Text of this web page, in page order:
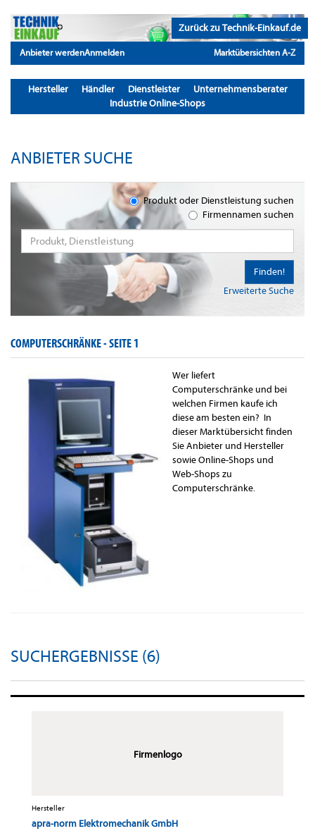
Zurück zu Technik-Einkauf.de
Anbieter werdenAnmelden Marktübersichten A-Z
Hersteller Händler Dienstleister
Unternehmensberater
Industrie Online-Shops
ANBIETER SUCHE
Produkt oder Dienstleistung suchen
Firmennamen suchen
Erweiterte Suche
Finden!
COMPUTERSCHRÄNKE -SEITE 1
Wer liefert
Computerschränke und bei
welchen Firmen kaufe ich
diese am besten ein? In
dieser Marktübersicht finden
Sie Anbieter und Hersteller
sowie Online-Shops und
Web-Shops zu
Computerschränke.
SUCHERGEBNISSE (6)
Firmenlogo
Hersteller
apra-norm Elektromechanik GmbH